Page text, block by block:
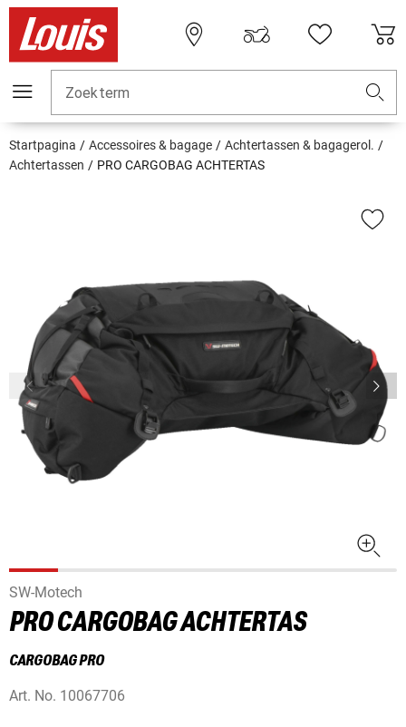
Zoekterm
Startpagina Accessoires & bagage
Achtertassen & bagagerol.
Achtertassen
PRO CARGOBAG ACHTERTAS
SW-Motech
PRO CARGOBAG ACHTERTAS
CARGOBAG PRO
Art. No. 10067706